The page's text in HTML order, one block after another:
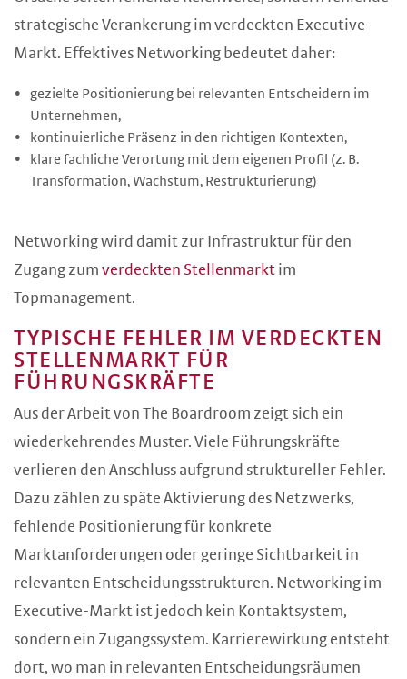
strategische Verankerung im verdeckten Executive-
Markt. Effektives Networking bedeutet daher:
gezielte Positionierung bei relevanten Entscheidern im
Unternehmen,
kontinuierliche Präsenz in den richtigen Kontexten,
klare fachliche Verortung mit dem eigenen Profil (z. B.
Transformation, Wachstum, Restrukturierung)
Networking wird damit zur Infrastruktur für den
Zugang zum verdeckten Stellenmarkt im
Topmanagement.
TYPISCHE FEHLER IM VERDECKTEN
STELLENMARKT FÜR
FÜHRUNGSKRÄFTE
Aus der Arbeit von The Boardroom zeigt sich ein
wiederkehrendes Muster. Viele Führungskräfte
verlieren den Anschluss aufgrund struktureller Fehler.
Dazu zählen zu späte Aktivierung des Netzwerks,
fehlende Positionierung für konkrete
Marktanforderungen oder geringe Sichtbarkeit in
relevanten Entscheidungsstrukturen. Networking im
Executive-Markt ist jedoch kein Kontaktsystem,
sondern ein Zugangssystem. Karrierewirkung entsteht
dort, wo man in relevanten Entscheidungsräumen